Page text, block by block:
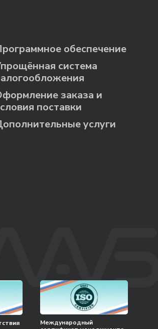
обеспечение
система
заказа и
поставки
услуги
Международный